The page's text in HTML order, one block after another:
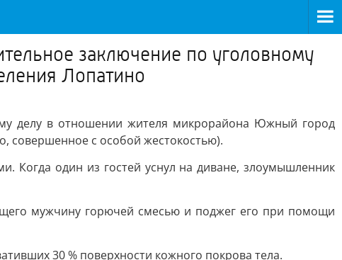
заключение по уголовному
Лопатино
делу в отношении жителя микрорайона Южный город
совершенное с особой жестокостью).
Когда один из гостей уснул на диване, злоумышленник
мужчину горючей смесью и поджег его при помощи
30 % поверхности кожного покрова тела.